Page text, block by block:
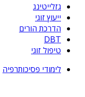
גזלייטינג
ייעוץ זוגי
הדרכת הורים
DBT
טיפול זוגי
לימודי פסיכותרפיה